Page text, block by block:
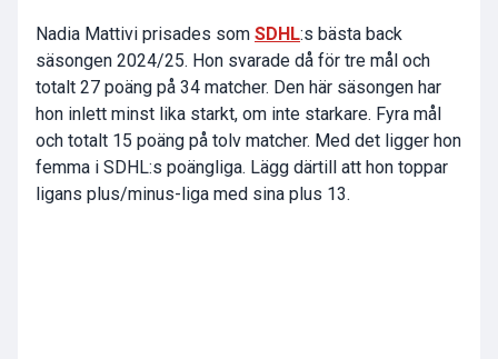
Nadia Mattivi prisades som SDHL:s bästa back
säsongen 2024/25. Hon svarade då för tre mål och
totalt 27 poäng på 34 matcher. Den här säsongen har
hon inlett minst lika starkt, om inte starkare. Fyra mål
och totalt 15 poäng på tolv matcher. Med det ligger hon
femma i SDHL:s poängliga. Lägg därtill att hon toppar
ligans plus/minus-liga med sina plus 13.